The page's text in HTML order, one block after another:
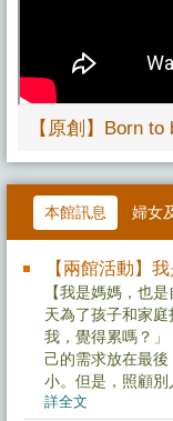
【原創】Born
本館訊息 婦女
【兩館活動】
【我是媽媽，也
天為了孩子和家
我，覺得累嗎？
己的需求放在最
小。但是，照顧別
詳全文